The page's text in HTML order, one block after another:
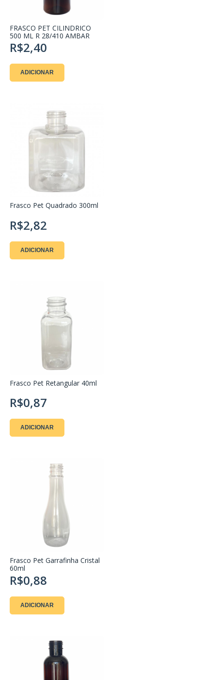
FRASCO PET CILINDRICO
500 ML R 28/410 AMBAR
R$2,40
ADICIONAR
Frasco Pet Quadrado 300ml
R$2,82
ADICIONAR
Frasco Pet Retangular 40ml
R$0,87
ADICIONAR
Frasco Pet Garrafinha Cristal
60ml
R$0,88
ADICIONAR